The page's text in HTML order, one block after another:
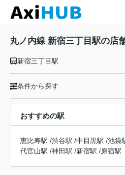
丸ノ内線 新宿三丁目駅の店
新宿三丁目駅
条件から探す
おすすめの駅
恵比寿駅 /渋谷駅 /中目黒駅 /池袋
代官山駅 /神田駅 /新宿駅 /原宿駅